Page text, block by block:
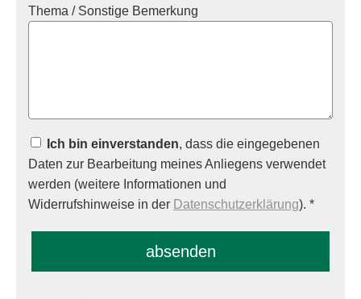
Thema / Sonstige Bemerkung
Ich bin einverstanden, dass die eingegebenen
Daten zur Bearbeitung meines Anliegens verwendet
werden (weitere Informationen und
Widerrufshinweise in der Datenschutzerklärung). *
absenden